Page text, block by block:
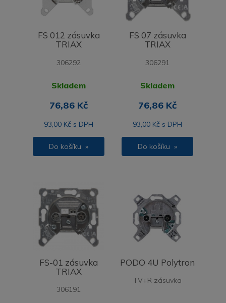
FS 012 zásuvka
TRIAX
306292
Skladem
76,86 Kč
93,00 Kč s DPH
Do košíku »
FS 07 zásuvka
TRIAX
306291
Skladem
76,86 Kč
93,00 Kč s DPH
Do košíku »
FS-01 zásuvka
TRIAX
306191
PODO 4U Polytron
TV+R zásuvka